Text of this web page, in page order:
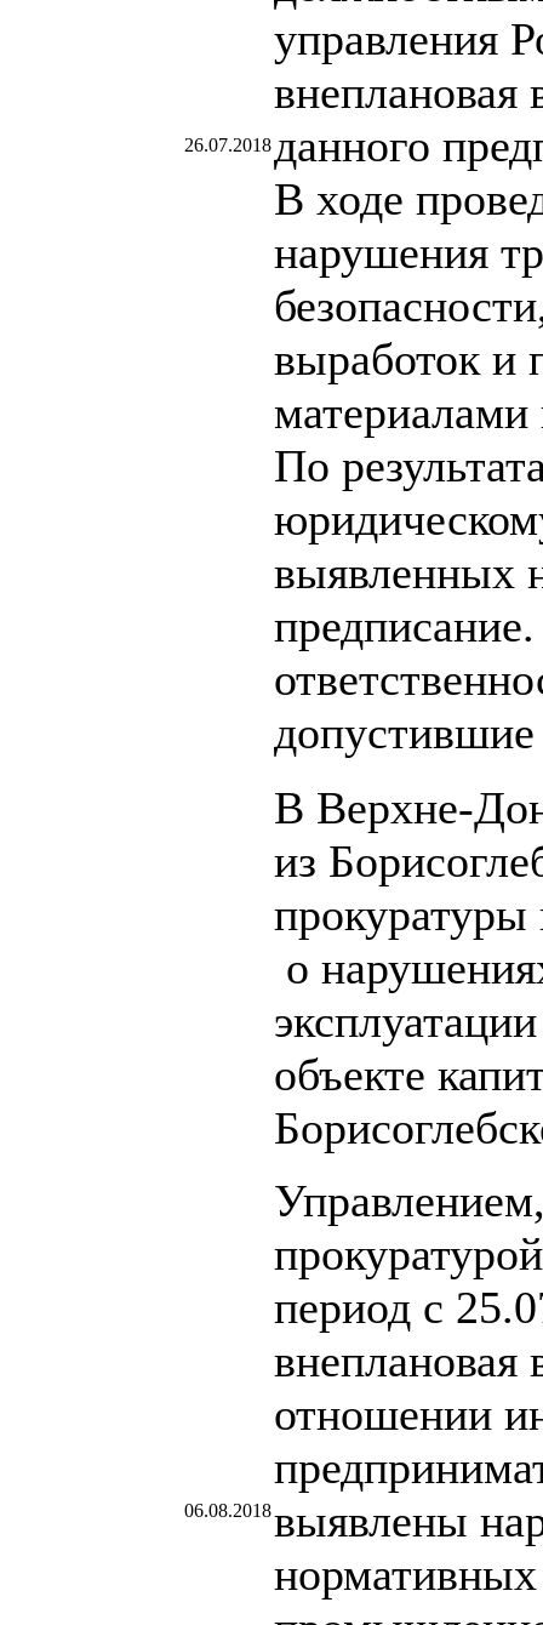
26.07.2018
управления
внеплановая
данного
В ходе
нарушения
выработок и
По
выявленных
06.08.2018
В Верхне-
из
о
объекте
период с
внеплановая
отношении
выявлены
нормативных